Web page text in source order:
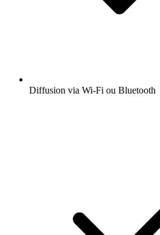
Diffusion via Wi-Fi ou Bluetooth